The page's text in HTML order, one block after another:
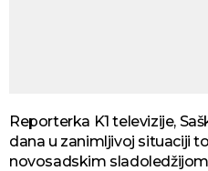
Reporterka K1 televizije,
dana u zanimljivoj situaciji
novosadskim